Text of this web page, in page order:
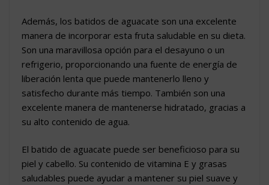
Además, los batidos de aguacate son una excelente
manera de incorporar esta fruta saludable en su dieta.
Son una maravillosa opción para el desayuno o un
refrigerio, proporcionando una fuente de energía de
liberación lenta que puede mantenerlo lleno y
satisfecho durante más tiempo. También son una
excelente manera de mantenerse hidratado, gracias a
su alto contenido de agua.
El batido de aguacate puede ser beneficioso para su
piel y cabello. Su contenido de vitamina E y grasas
saludables puede ayudar a mantener su piel suave y